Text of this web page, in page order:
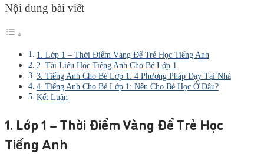
Nội dung bài viết
1. Lớp 1 – Thời Điểm Vàng Để Trẻ Học Tiếng Anh
2. Tài Liệu Học Tiếng Anh Cho Bé Lớp 1
3. Tiếng Anh Cho Bé Lớp 1: 4 Phương Pháp Dạy Tại Nhà
4. Tiếng Anh Cho Bé Lớp 1: Nên Cho Bé Học Ở Đâu?
Kết Luận
1. Lớp 1 – Thời Điểm Vàng Để Trẻ Học
Tiếng Anh